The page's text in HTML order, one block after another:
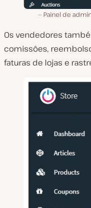
Painel de
Os vendedores
comissões,
faturas de lojas e